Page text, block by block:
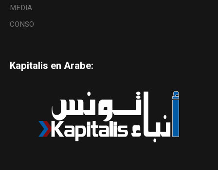
MEDIA
CONSO
Kapitalis en Arabe: